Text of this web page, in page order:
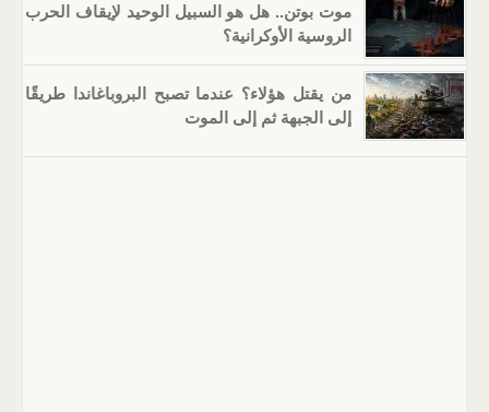
موت بوتن.. هل هو السبيل الوحيد لإيقاف الحرب
الروسية الأوكرانية؟
من يقتل هؤلاء؟ عندما تصبح البروباغاندا طريقًا
إلى الجبهة ثم إلى الموت